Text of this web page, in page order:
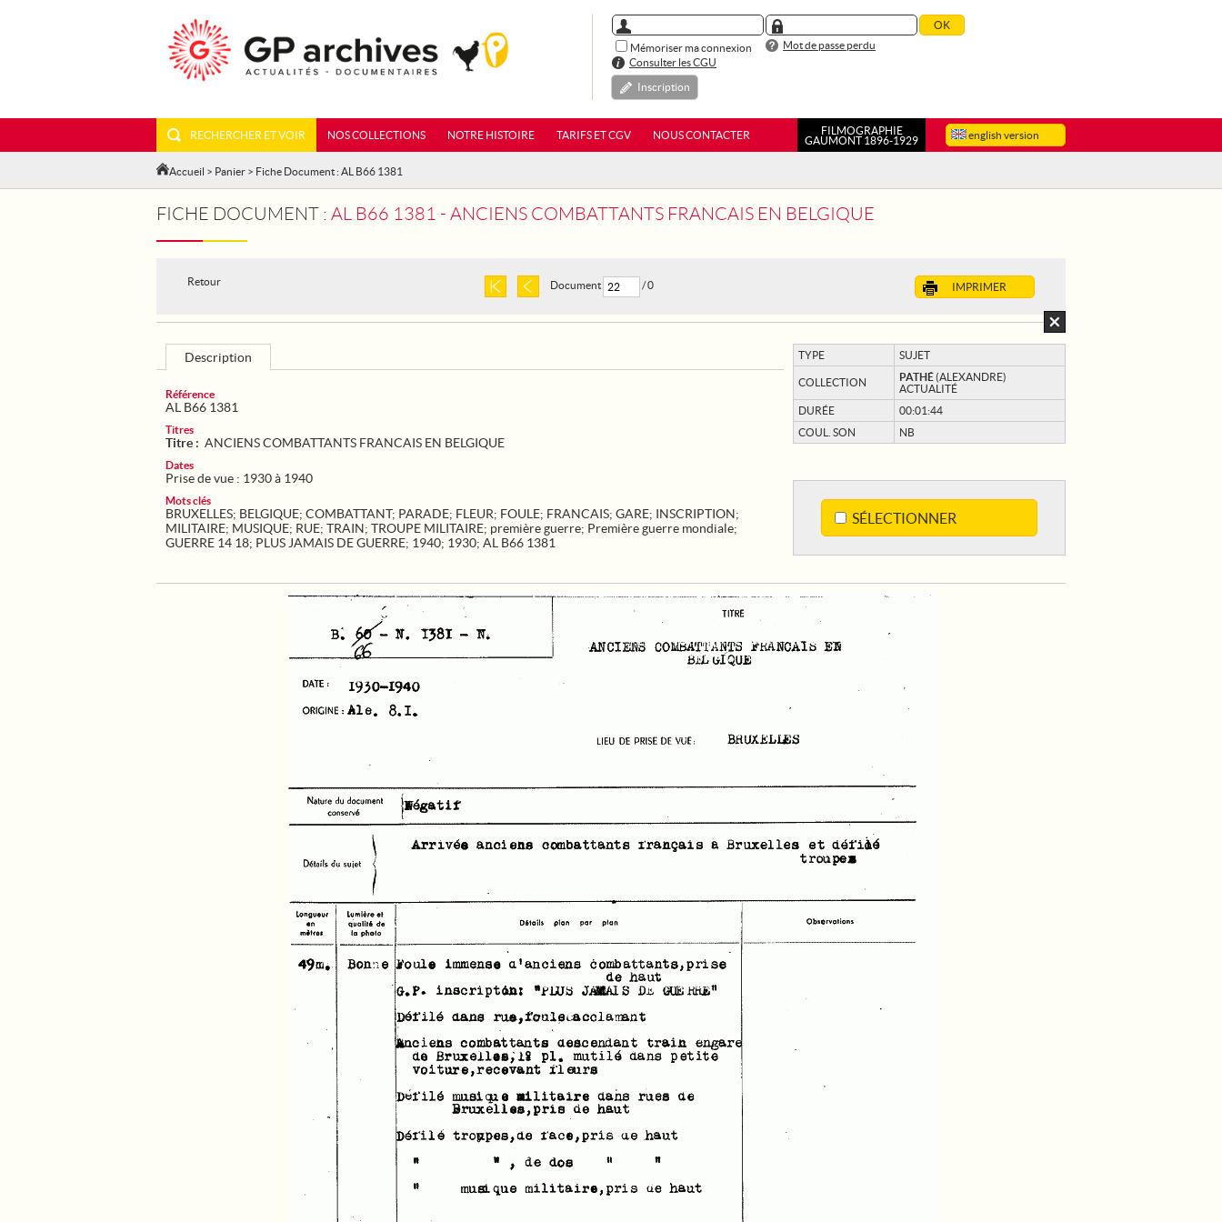
Mémoriser ma connexion
Mot de passe perdu
Consulter les CGU
Inscription
english version
RECHERCHER ET VOIR NOS COLLECTIONS NOTRE HISTOIRE TARIFS ET CGV NOUS CONTACTER
FILMOGRAPHIE
GAUMONT 1896-1929
Accueil > Panier > Fiche Document : AL B66 1381
FICHE DOCUMENT : AL B66 1381 - ANCIENS COMBATTANTS FRANCAIS EN BELGIQUE
Retour IMPRIMER
Document / 0
TYPE SUJET
COLLECTION PATHÉ(ALEXANDRE)
ACTUALITÉ
DURÉE
00:01:44
COUL. SON
NB
SÉLECTIONNER
Description
Référence
AL B66 1381
Titres
Titre : ANCIENS COMBATTANTS FRANCAIS EN BELGIQUE
Dates
Prise de vue : 1930 à 1940
Mots clés
BRUXELLES; BELGIQUE; COMBATTANT; PARADE; FLEUR; FOULE; FRANCAIS; GARE; INSCRIPTION;
MILITAIRE; MUSIQUE; RUE; TRAIN; TROUPE MILITAIRE; première guerre; Première guerre mondiale;
GUERRE 14 18; PLUS JAMAIS DE GUERRE; 1940; 1930; AL B66 1381